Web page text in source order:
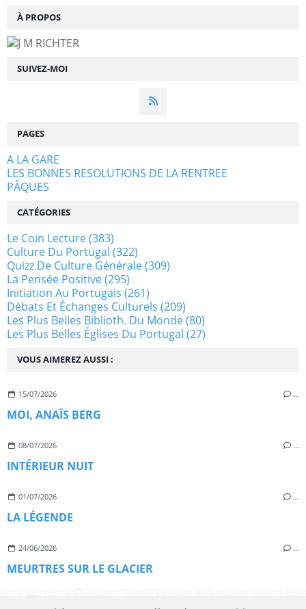
SUIVEZ-MOI
À PROPOS
VOUS AIMEREZ AUSSI :
15/07/2026 …
MOI, ANAÏS BERG
08/07/2026 …
INTÉRIEUR NUIT
01/07/2026 …
LA LÉGENDE
24/06/2026 …
MEURTRES SUR LE GLACIER
PAGES
A LA GARE
LES BONNES RESOLUTIONS DE LA RENTREE
PÂQUES
CATÉGORIES
Le Coin Lecture(383)
Culture Du Portugal (322)
Quizz De Culture Générale(309)
La Pensée Positive(295)
Initiation Au Portugais (261)
Débats Et Échanges Culturels (209)
Les Plus Belles Biblioth. Du Monde(80)
Les Plus Belles Églises Du Portugal (27)